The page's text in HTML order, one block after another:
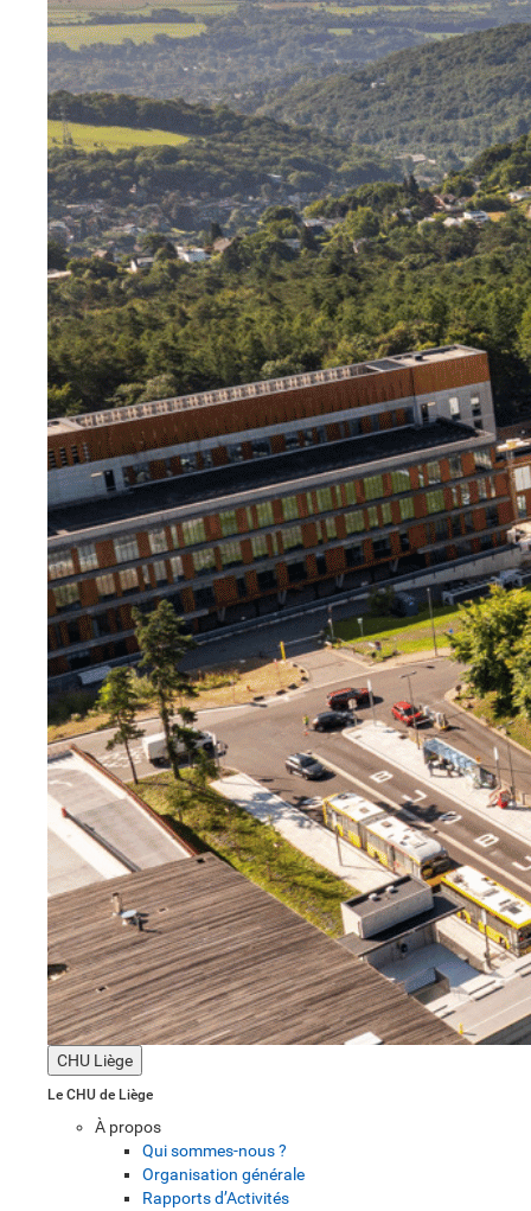
CHU Liège
Le CHU de Liège
À propos
Qui sommes-nous ?
Organisation générale
Rapports d’Activités